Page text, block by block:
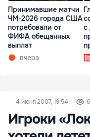
Принимавшие матчи
ЧМ-2026 города США
потребовали от
ФИФА обещанных
выплат
вчера
с
4 июня 2007, 19:54
Игроки